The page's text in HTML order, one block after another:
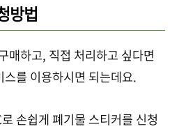
방법
매하고, 직접 처리하고 싶다면
스를 이용하시면 되는데요.
손쉽게 폐기물 스티커를 신청